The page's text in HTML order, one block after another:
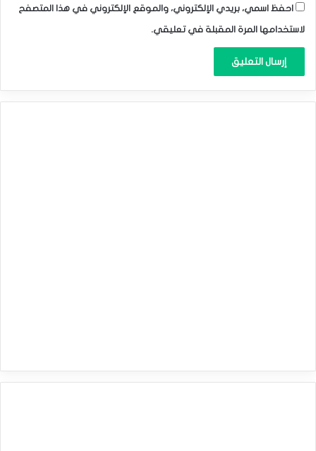
احفظ اسمي، بريدي الإلكتروني، والموقع الإلكتروني في هذا المتصفح
لاستخدامها المرة المقبلة في تعليقي.